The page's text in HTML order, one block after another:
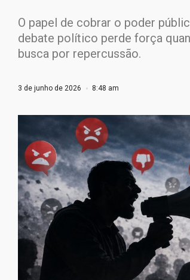
O papel de cobrar o poder
debate político perde força
busca por repercussão.
3 de junho de 2026 8:48 am